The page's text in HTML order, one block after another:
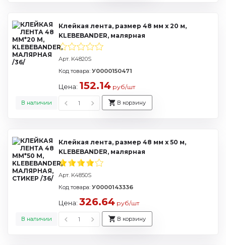
Клейкая лента, размер 48 мм х 20 м,
KLEBEBANDER, малярная
Арт. K4820S
В наличии
Код товара: У0000150471
Цена: 152.14 руб/шт
В корзину
Клейкая лента, размер 48 мм х 50 м,
KLEBEBANDER, малярная
Арт. K4850S
В наличии
Код товара: У0000143336
Цена: 326.64 руб/шт
В корзину